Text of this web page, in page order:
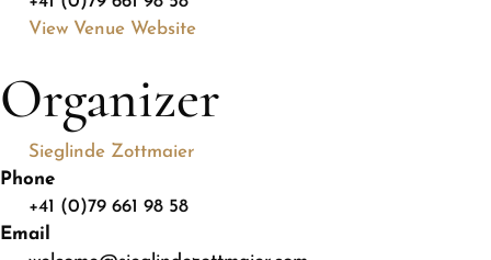
View Venue Website
Organizer
Sieglinde Zottmaier
Phone
+41 (0)79 661 98 58
Email